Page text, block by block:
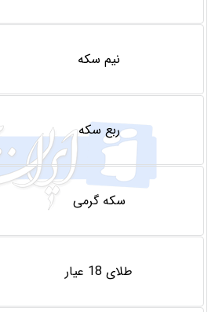
نیم سکه
ربع سکه
سکه گرمی
طلای 18 عیار